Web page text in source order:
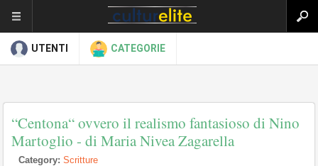
UTENTI CATEGORIE
“Centona“ ovvero il realismo fantasioso di Nino
Martoglio - di Maria Nivea Zagarella
Category: Scritture